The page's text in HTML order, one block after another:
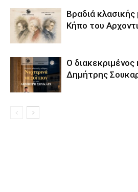
Βραδιά
Κήπο του
Ο διακεκριμένος
Δημήτρης